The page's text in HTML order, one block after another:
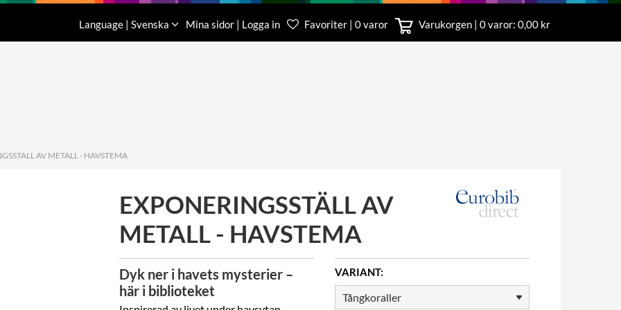
Language | Svenska Mina sidor | Logga in Favoriter | 0 varor Varukorgen | 0varor: 0,00 kr
Kundtjänst
046-31 18 00
AV METALL - HAVSTEMA
EXPONERINGSSTÄLL AV
METALL - HAVSTEMA
Dyk ner i havets mysterier –
här i biblioteket
VARIANT: